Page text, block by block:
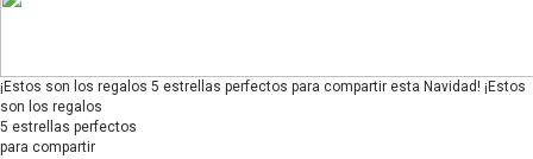
¡Estos son los regalos 5 estrellas perfectos para compartir esta Navidad! ¡Estos
son los regalos
5 estrellas perfectos
para compartir